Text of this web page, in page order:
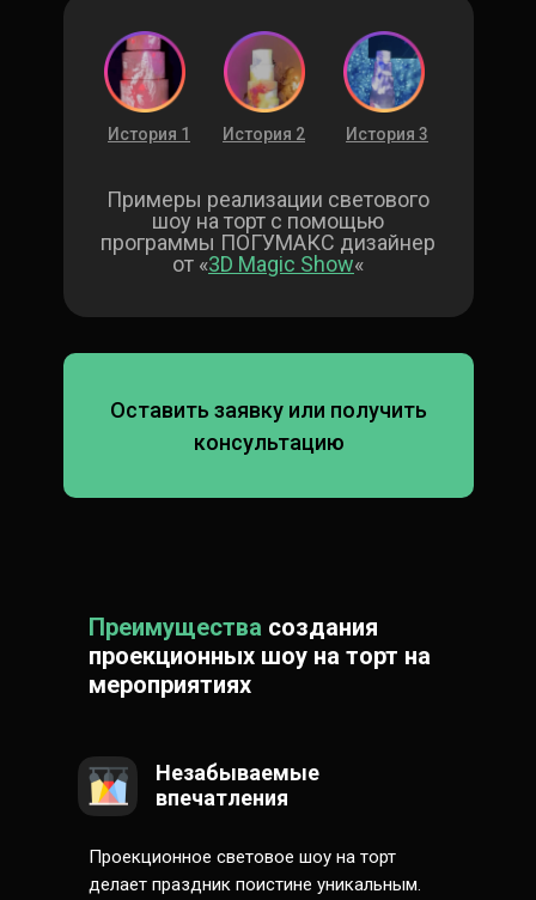
Примеры реализации светового
шоу на торт с помощью
программы ПОГУМАКС дизайнер
от «3D Magic Show«
История 1 История 2 История 3
Оставить заявку или получить
консультацию
Преимущества создания
проекционных шоу на торт на
мероприятиях
Незабываемые
впечатления
Проекционное световое шоу на торт
делает праздник поистине уникальным.